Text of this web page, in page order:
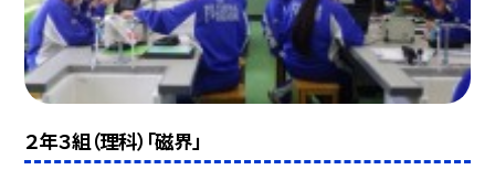
２年３組（理科）「磁界」